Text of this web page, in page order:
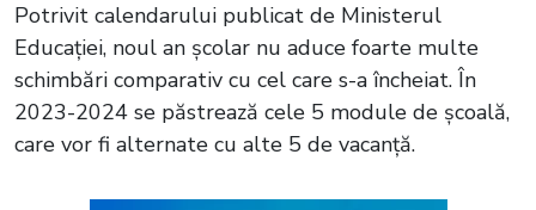
Potrivit calendarului publicat de Ministerul
Educației, noul an școlar nu aduce foarte multe
schimbări comparativ cu cel care s-a încheiat. În
2023-2024 se păstrează cele 5 module de școală,
care vor fi alternate cu alte 5 de vacanță.